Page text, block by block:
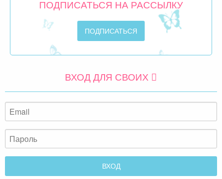
ПОДПИСАТЬСЯ НА РАССЫЛКУ
ВХОД ДЛЯ СВОИХ